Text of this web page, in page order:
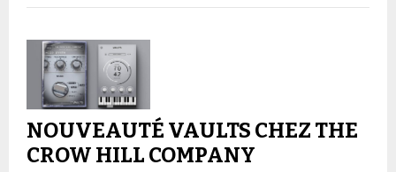
NOUVEAUTÉ VAULTS CHEZ THE
CROW HILL COMPANY